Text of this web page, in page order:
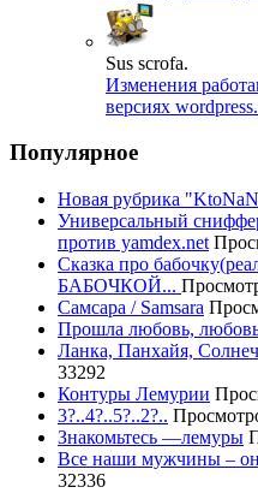
Sus scrofa.
Изменения
версиях
Популярное
Новая рубрика
Универсальный
против yamdex.net
Сказка про
БАБОЧКОЙ...
Самсара / Samsara
Прошла любовь,
Ланка, Панхайя,
33292
Контуры Лемурии
3?..4?..5?..2?..
Знакомьтесь —лемуры
Все наши мужчины –
32336